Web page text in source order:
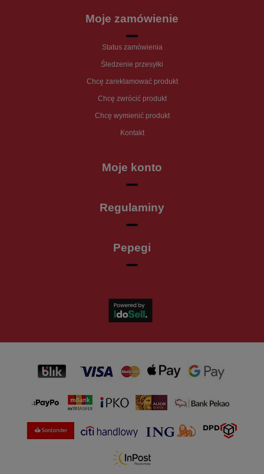
Moje zamówienie
Status zamówienia
Śledzenie przesyłki
Chcę zareklamować produkt
Chcę zwrócić produkt
Chcę wymienić produkt
Kontakt
Moje konto
Regulaminy
Pepegi